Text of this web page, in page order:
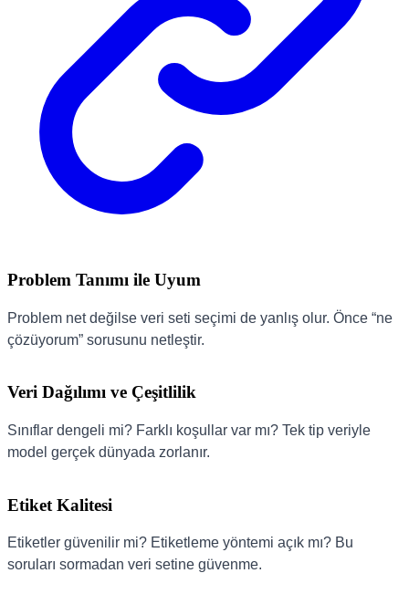
Problem Tanımı ile Uyum
Problem net değilse veri seti seçimi de yanlış olur. Önce “ne
çözüyorum” sorusunu netleştir.
Veri Dağılımı ve Çeşitlilik
Sınıflar dengeli mi? Farklı koşullar var mı? Tek tip veriyle
model gerçek dünyada zorlanır.
Etiket Kalitesi
Etiketler güvenilir mi? Etiketleme yöntemi açık mı? Bu
soruları sormadan veri setine güvenme.